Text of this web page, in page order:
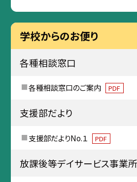
学校からのお便り
各種相談窓口
各種相談窓口のご案内 PDF
支援部だより
支援部だよりNo.１ PDF
放課後等デイサービス事業